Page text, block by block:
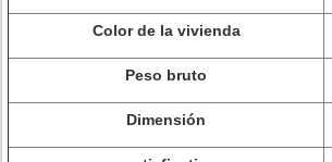
Color de la vivienda
Peso bruto
Dimensión